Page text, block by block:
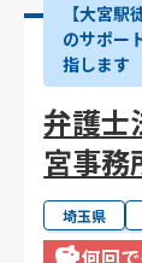
【大宮
のサポー
指します
弁護士
宮事務
埼玉県
何回